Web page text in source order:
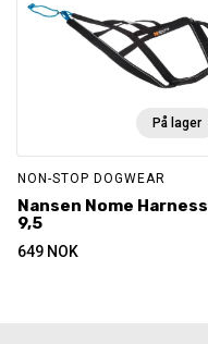
På lager
NON-STOP DOGWEAR
Nansen Nome Harness
9,5
649 NOK